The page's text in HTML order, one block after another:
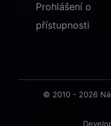
Prohlášení o
přístupnosti
© 2010 - 2026